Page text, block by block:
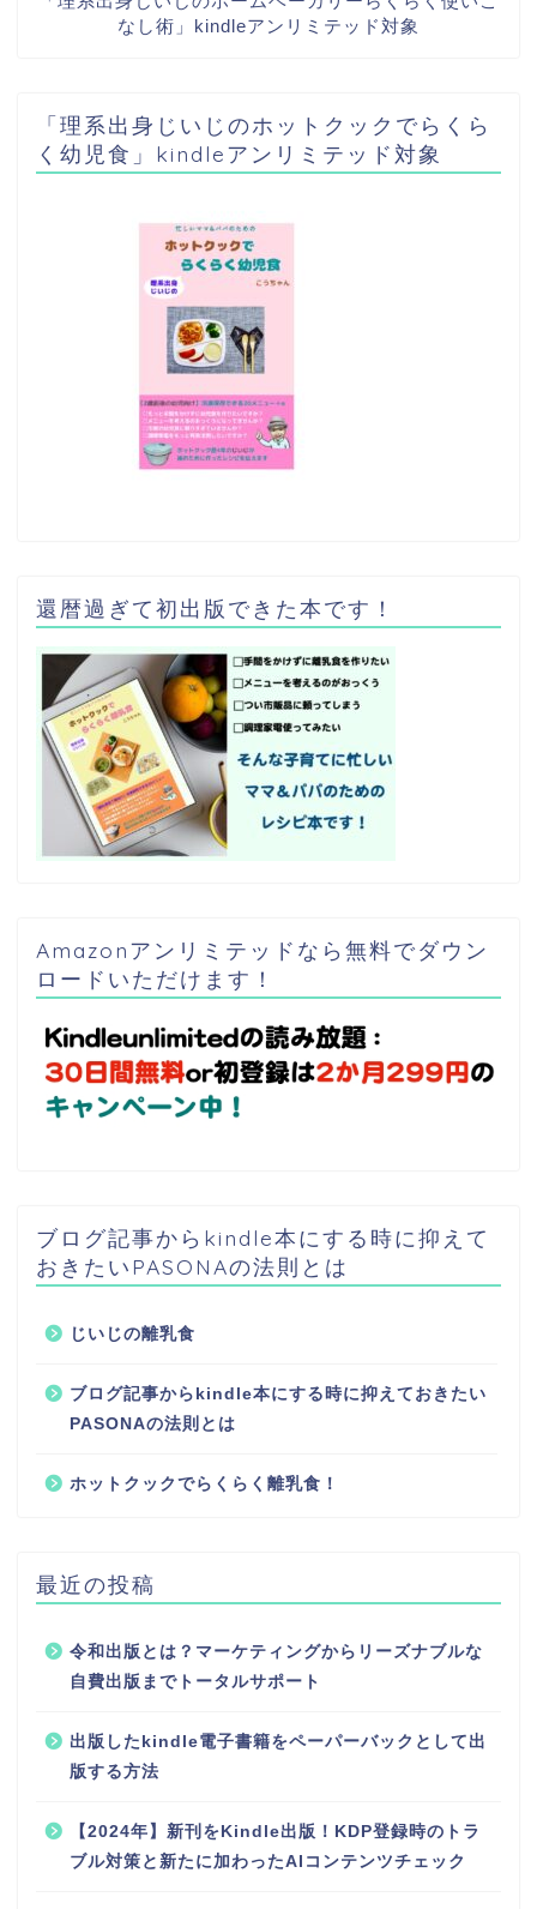
なし術」kindleアンリミテッド対象
「理系出身じいじのホットクックでらくら
く幼児食」kindleアンリミテッド対象
還暦過ぎて初出版できた本です！
Amazonアンリミテッドなら無料でダウン
ロードいただけます！
ブログ記事からkindle本にする時に抑えて
おきたいPASONAの法則とは
じいじの離乳食
ブログ記事からkindle本にする時に抑えておきたい
PASONAの法則とは
ホットクックでらくらく離乳食！
最近の投稿
令和出版とは？マーケティングからリーズナブルな
自費出版までトータルサポート
出版したkindle電子書籍をペーパーバックとして出
版する方法
【2024年】新刊をKindle出版！KDP登録時のトラ
ブル対策と新たに加わったAIコンテンツチェック